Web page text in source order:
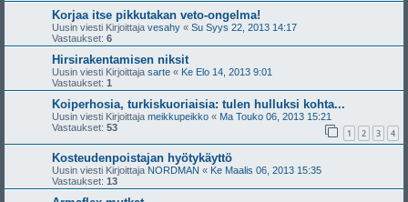
Korjaa itse pikkutakan veto-ongelma!
Uusin viesti Kirjoittaja vesahy « Su Syys 22, 2013 14:17
Vastaukset: 6
Hirsirakentamisen niksit
Uusin viesti Kirjoittaja sarte « Ke Elo 14, 2013 9:01
Vastaukset: 1
Koiperhosia, turkiskuoriaisia: tulen hulluksi kohta...
Uusin viesti Kirjoittaja meikkupeikko « Ma Touko 06, 2013 15:21
Vastaukset: 53 1 2 3 4
Kosteudenpoistajan hyötykäyttö
Uusin viesti Kirjoittaja NORDMAN « Ke Maalis 06, 2013 15:35
Vastaukset: 13